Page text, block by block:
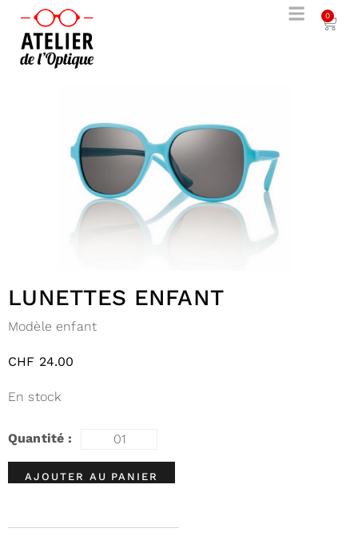
0
LUNETTES ENFANT
Modèle enfant
CHF 24.00
En stock
AJOUTER AU PANIER